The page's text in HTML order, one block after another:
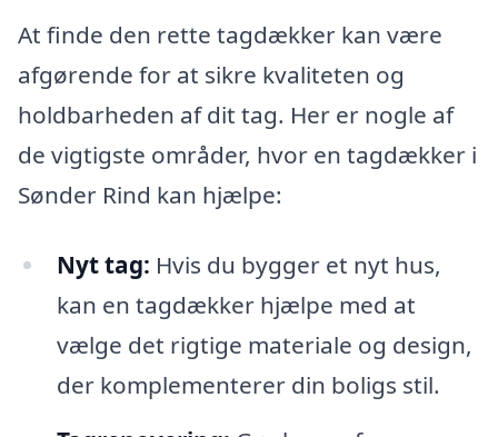
At finde den rette tagdækker kan være
afgørende for at sikre kvaliteten og
holdbarheden af dit tag. Her er nogle af
de vigtigste områder, hvor en tagdækker i
Sønder Rind kan hjælpe:
Nyt tag: Hvis du bygger et nyt hus,
kan en tagdækker hjælpe med at
vælge det rigtige materiale og design,
der komplementerer din boligs stil.